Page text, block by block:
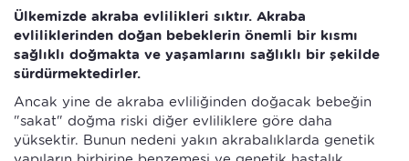
Ülkemizde akraba evlilikleri sıktır. Akraba
evliliklerinden doğan bebeklerin önemli bir kısmı
sağlıklı doğmakta ve yaşamlarını sağlıklı bir şekilde
sürdürmektedirler.
Ancak yine de akraba evliliğinden doğacak bebeğin
"sakat" doğma riski diğer evliliklere göre daha
yüksektir. Bunun nedeni yakın akrabalıklarda genetik